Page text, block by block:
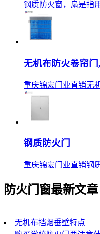
钢质防火窗，扇是指
无机布防火卷帘
重庆锦宏门业直销无
钢质防火门
重庆锦宏门业直销钢
防火门窗最新文章
无机布挡烟垂壁特点